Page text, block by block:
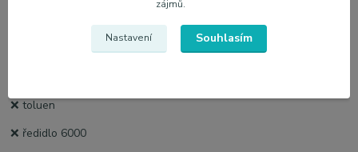
✅ epoxidová pryskyřice
Nevhodné pro kontakt:
❌ toluen
❌ ředidlo 6000
zájmů.
Nastavení Souhlasím